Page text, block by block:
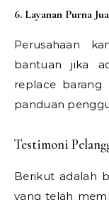
6. Layanan Purna
Perusahaan
bantuan jika
replace barang
panduan
Testimoni
Berikut adalah
yang telah